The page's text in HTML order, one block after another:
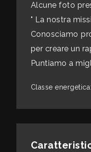
Alcune foto
" La nostra
Conosciamo
per creare un
Puntiamo a
Classe energetica:
Qualsiasi